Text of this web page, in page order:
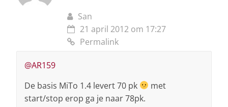
San
21 april 2012 om 17:27
Permalink
@AR159
De basis MiTo 1.4 levert 70 pk
met
start/stop erop ga je naar 78pk.